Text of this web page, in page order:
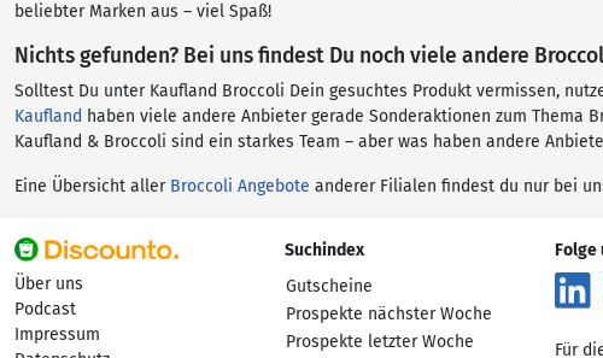
beliebter Marken aus – viel Spaß!
Nichts gefunden? Bei uns findest Du noch viele andere
Solltest Du unter Kaufland Broccoli Dein gesuchtes Produkt vermissen,
Kaufland haben viele andere Anbieter gerade Sonderaktionen zum
Kaufland & Broccoli sind ein starkes Team – aber was haben andere
Eine Übersicht aller Broccoli Angebote anderer Filialen findest du nur bei
Über uns
Podcast
Impressum
Suchindex
Gutscheine
Prospekte nächster Woche
Prospekte letzter Woche
Folge
Für